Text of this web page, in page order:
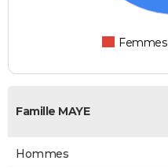
Femmes
Famille MAYE
Hommes